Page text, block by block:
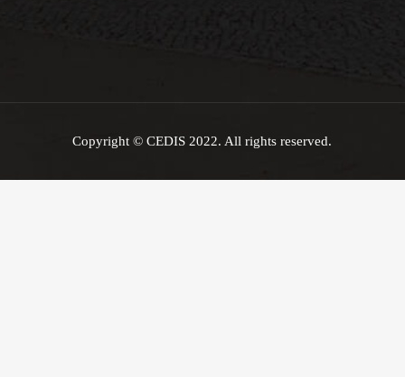
Copyright © CEDIS 2022. All rights reserved.